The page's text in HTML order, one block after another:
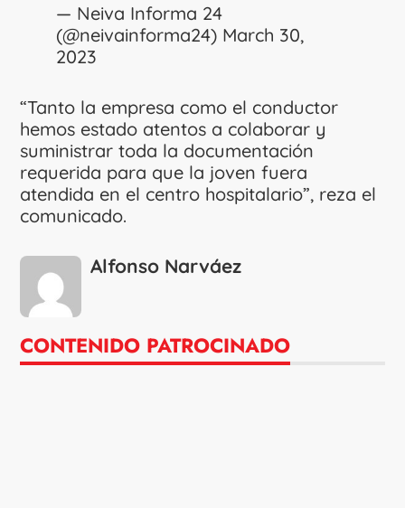
— Neiva Informa 24
(@neivainforma24) March 30,
2023
“Tanto la empresa como el conductor
hemos estado atentos a colaborar y
suministrar toda la documentación
requerida para que la joven fuera
atendida en el centro hospitalario”, reza el
comunicado.
Alfonso Narváez
CONTENIDO PATROCINADO